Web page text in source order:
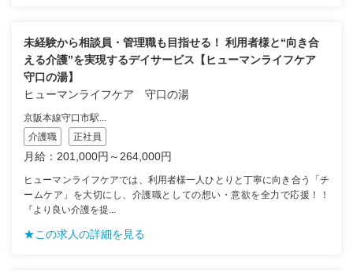
未経験から相談員・管理職も目指せる！ 利用者様と“向き合
える介護”を実現するデイサービス【ヒューマンライフケア
守口の湯】
ヒューマンライフケア 守口の湯
京阪本線守口市駅...
介護職
正社員
月給：201,000円～264,000円
ヒューマンライフケアでは、利用者様一人ひとりと丁寧に向き合う「チ
ームケア」を大切にし、介護職としての想い・意欲を全力で応援！！
『より良い介護を提...
★この求人の詳細を見る